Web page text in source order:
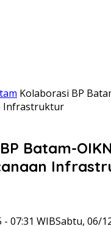
Kolaborasi BP
Infrastruktur
Batam-
07:31 WIBSabtu, 06/